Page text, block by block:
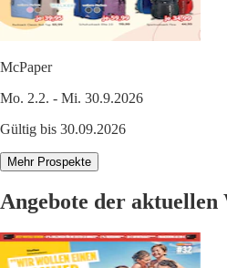
McPaper
Mo. 2.2. - Mi. 30.9.2026
Gültig bis 30.09.2026
Mehr Prospekte
Angebote der aktuellen